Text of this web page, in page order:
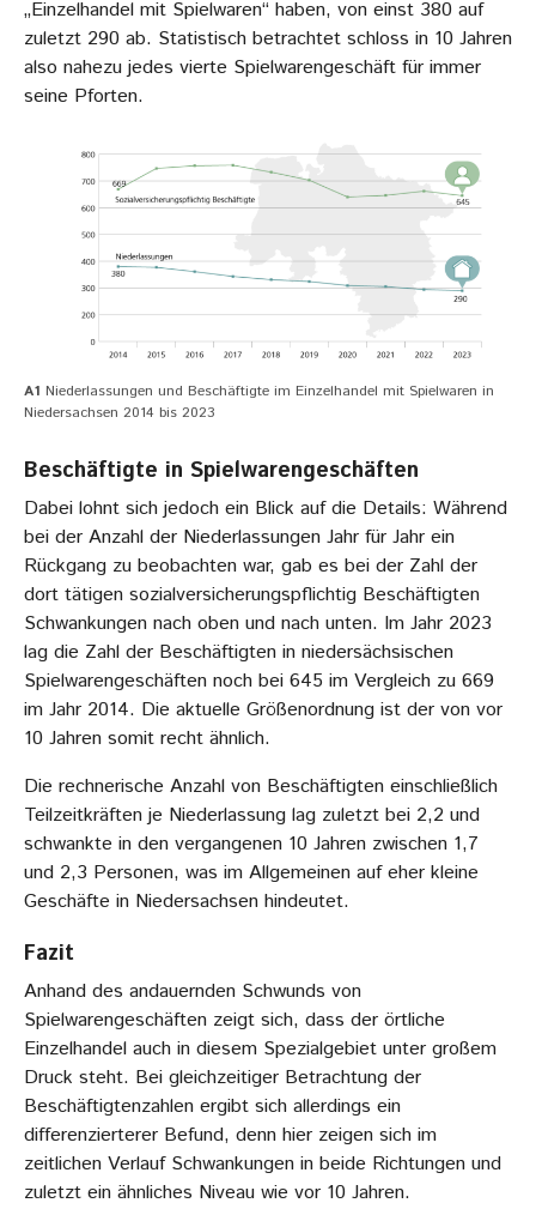
„Einzelhandel mit Spielwaren“ haben, von einst 380 auf
zuletzt 290 ab. Statistisch betrachtet schloss in 10 Jahren
also nahezu jedes vierte Spielwarengeschäft für immer
seine Pforten.
A1 Niederlassungen und Beschäftigte im Einzelhandel mit Spielwaren in
Niedersachsen 2014 bis 2023
Beschäftigte in Spielwarengeschäften
Dabei lohnt sich jedoch ein Blick auf die Details: Während
bei der Anzahl der Niederlassungen Jahr für Jahr ein
Rückgang zu beobachten war, gab es bei der Zahl der
dort tätigen sozialversicherungspflichtig Beschäftigten
Schwankungen nach oben und nach unten. Im Jahr 2023
lag die Zahl der Beschäftigten in niedersächsischen
Spielwarengeschäften noch bei 645 im Vergleich zu 669
im Jahr 2014. Die aktuelle Größenordnung ist der von vor
10 Jahren somit recht ähnlich.
Die rechnerische Anzahl von Beschäftigten einschließlich
Teilzeitkräften je Niederlassung lag zuletzt bei 2,2 und
schwankte in den vergangenen 10 Jahren zwischen 1,7
und 2,3 Personen, was im Allgemeinen auf eher kleine
Geschäfte in Niedersachsen hindeutet.
Fazit
Anhand des andauernden Schwunds von
Spielwarengeschäften zeigt sich, dass der örtliche
Einzelhandel auch in diesem Spezialgebiet unter großem
Druck steht. Bei gleichzeitiger Betrachtung der
Beschäftigtenzahlen ergibt sich allerdings ein
differenzierterer Befund, denn hier zeigen sich im
zeitlichen Verlauf Schwankungen in beide Richtungen und
zuletzt ein ähnliches Niveau wie vor 10 Jahren.